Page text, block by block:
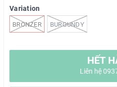
Variation
BRONZER BURGUNDY
HẾT
Liên hệ